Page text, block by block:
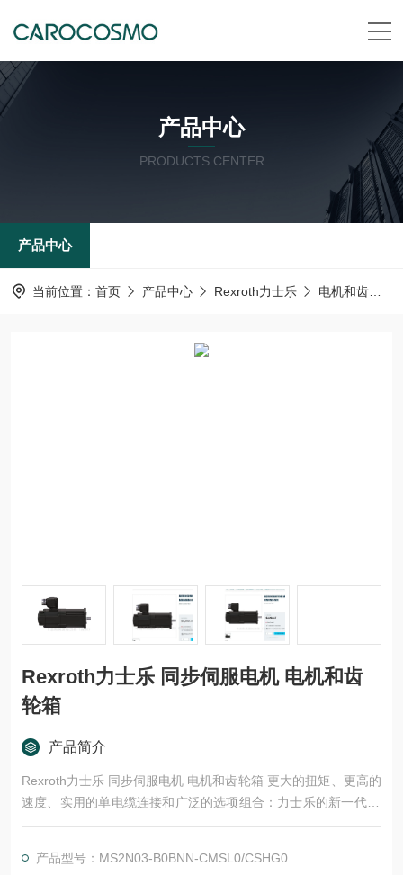
产品中心
PRODUCTS CENTER
产品中心
当前位置： 首页 产品中心 Rexroth力士乐 电机和齿轮箱
Rexroth力士乐 同步伺服电机 电机和齿
轮箱
产品简介
Rexroth力士乐 同步伺服电机 电机和齿轮箱 更大的扭矩、更高的
速度、实用的单电缆连接和广泛的选项组合：力士乐的新一代 M
S2N 电机将高动态性与紧凑的尺寸和优良能源效率相结合。低惯
智能解决方案，MS2N 电机用作数据源。
产品型号：MS2N03-B0BNN-CMSL0/CSHG0